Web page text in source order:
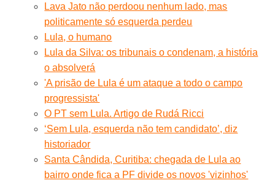
Lava Jato não perdoou nenhum lado, mas
politicamente só esquerda perdeu
Lula, o humano
Lula da Silva: os tribunais o condenam, a história
o absolverá
'A prisão de Lula é um ataque a todo o campo
progressista'
O PT sem Lula. Artigo de Rudá Ricci
‘Sem Lula, esquerda não tem candidato’, diz
historiador
Santa Cândida, Curitiba: chegada de Lula ao
bairro onde fica a PF divide os novos 'vizinhos'